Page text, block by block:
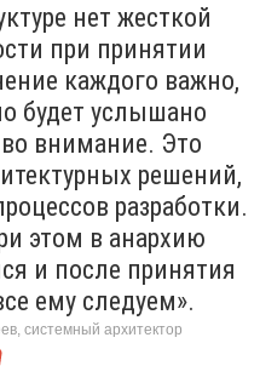
нет жесткой
при принятии
каждого важно,
будет услышано
внимание. Это
решений,
разработки.
этом в анархию
и после принятия
ему следуем».
системный архитектор